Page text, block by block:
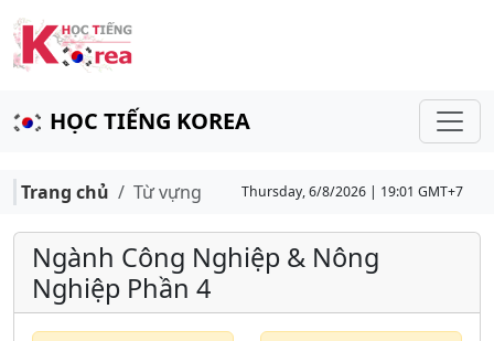
HỌC TIẾNG KOREA
Trang chủ Từ vựng Thursday, 6/8/2026 | 19:01 GMT+7
Ngành Công Nghiệp & Nông
Nghiệp Phần 4